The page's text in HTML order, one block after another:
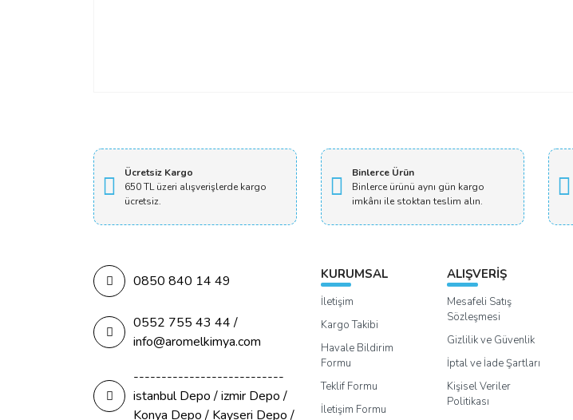
Ücretsiz Kargo
650 TL üzeri alışverişlerde kargo
ücretsiz.
Binlerce Ürün
Binlerce ürünü aynı gün kargo
imkânı ile stoktan teslim alın.
0850 840 14 49
0552 755 43 44 /
info@aromelkimya.com
---------------------------
istanbul Depo / izmir Depo /
Konya Depo / Kayseri Depo /
KURUMSAL
İletişim
Kargo Takibi
Havale Bildirim
Formu
Teklif Formu
İletişim Formu
ALIŞVERİŞ
Mesafeli Satış
Sözleşmesi
Gizlilik ve Güvenlik
İptal ve İade Şartları
Kişisel Veriler
Politikası